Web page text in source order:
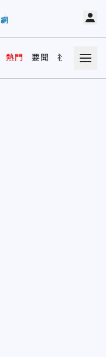
熱門 要聞 社會 娛樂